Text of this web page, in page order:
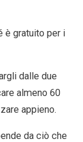
è gratuito per i
dalle due
almeno 60
appieno.
da ciò che